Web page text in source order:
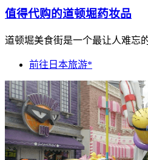
值得代购的道顿堀药妆品
道顿堀美食街是一个最让人难忘
前往日本旅游*